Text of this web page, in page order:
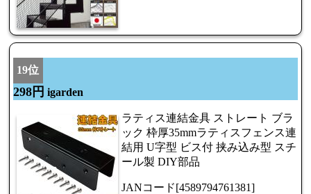
19位
298円 igarden
ラティス連結金具 ストレート ブラ
ック 枠厚35mmラティスフェンス連
結用 U字型 ビス付 挟み込み型 スチ
ール製 DIY部品
JANコード[4589794761381]